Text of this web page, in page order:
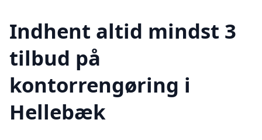
Indhent altid mindst 3
tilbud på
kontorrengøring i
Hellebæk